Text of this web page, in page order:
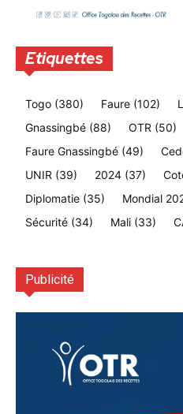
Etiquettes
Togo (380) Faure (102)
Gnassingbé (88) OTR (50)
Faure Gnassingbé (49)
UNIR (39) 2024 (37)
Diplomatie (35) Mondial
Sécurité (34) Mali (33)
Publicité